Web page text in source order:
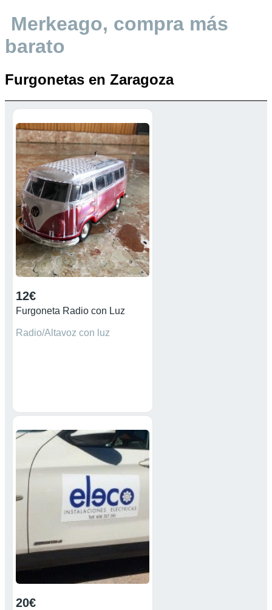
Merkeago, compra más
barato
Furgonetas en Zaragoza
12€
Furgoneta Radio con Luz
Radio/Altavoz con luz
20€